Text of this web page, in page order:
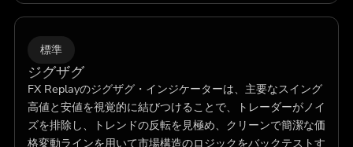
標準
ジグザグ
FX Replayのジグザグ・インジケーターは、主要なスイング
高値と安値を視覚的に結びつけることで、トレーダーがノイ
ズを排除し、トレンドの反転を見極め、クリーンで簡潔な価
格変動ラインを用いて市場構造のロジックをバックテストす